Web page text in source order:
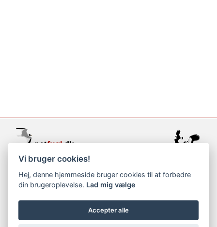
support@netfugl.dk
copyright © 2002-2023
Vi bruger cookies!
Hej, denne hjemmeside bruger cookies til at forbedre
din brugeroplevelse. Lad mig vælge
Accepter alle